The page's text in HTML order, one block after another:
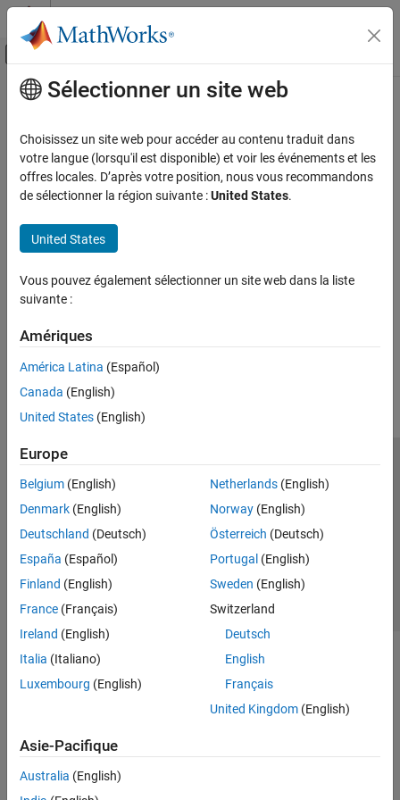
Passer au contenu
Activer/désactiver l'affichage du menu
Accueil de la documentation
Contenu principal
How useful was this information?
Sélectionner un site web
Choisissez un site web pour accéder au contenu traduit dans
votre langue (lorsqu'il est disponible) et voir les événements et les
offres locales. D’après votre position, nous vous recommandons
de sélectionner la région suivante :United States.
United States
Vous pouvez également sélectionner un site web dans la liste
suivante :
Amériques
América Latina (Español)
Canada (English)
United States (English)
Europe
Belgium (English)
Denmark (English)
Deutschland (Deutsch)
España (Español)
Finland (English)
France (Français)
Ireland (English)
Italia (Italiano)
Luxembourg (English)
Netherlands(English)
Norway(English)
Österreich (Deutsch)
Portugal (English)
Sweden (English)
Switzerland
Deutsch
English
Français
United Kingdom(English)
Asie-Pacifique
Australia (English)
Lutte anti-piratage
Contacts locaux
© 1994-2026 The MathWorks, Inc.